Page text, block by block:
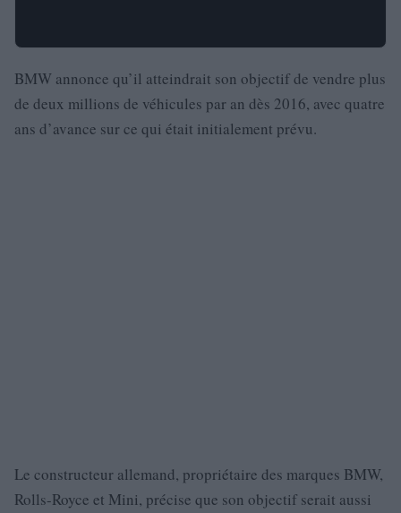
BMW annonce qu’il atteindrait son objectif de vendre plus
de deux millions de véhicules par an dès 2016, avec quatre
ans d’avance sur ce qui était initialement prévu.
Le constructeur allemand, propriétaire des marques BMW,
Rolls-Royce et Mini, précise que son objectif serait aussi